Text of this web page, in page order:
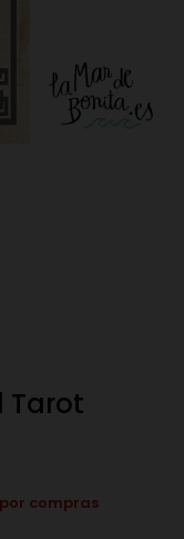
Tarot
por compras